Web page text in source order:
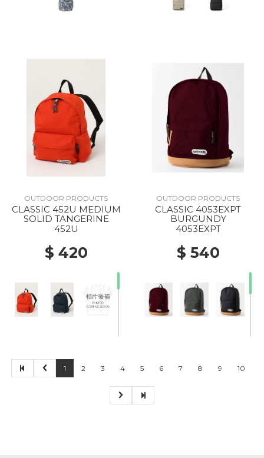
OUTDOOR PRODUCTS
CLASSIC 452U MEDIUM
SOLID TANGERINE
452U
$ 420
OUTDOOR PRODUCTS
CLASSIC 4053EXPT
BURGUNDY
4053EXPT
$ 540
1 2 3 4 5 6 7 8 9 10